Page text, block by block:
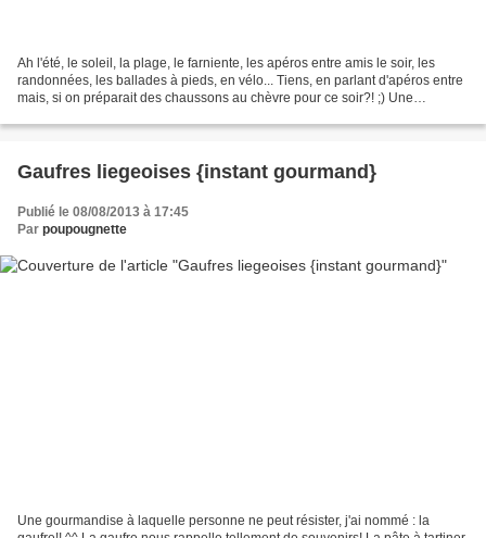
Ah l'été, le soleil, la plage, le farniente, les apéros entre amis le soir, les
randonnées, les ballades à pieds, en vélo... Tiens, en parlant d'apéros entre
mais, si on préparait des chaussons au chèvre pour ce soir?! ;) Une
Gaufres liegeoises {instant gourmand}
Publié le 08/08/2013 à 17:45
Par poupougnette
Une gourmandise à laquelle personne ne peut résister, j'ai nommé : la